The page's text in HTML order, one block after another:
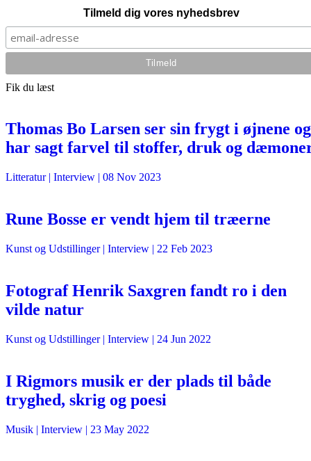
Tilmeld dig vores nyhedsbrev
Fik du læst
Thomas Bo Larsen ser sin frygt i øjnene og
har sagt farvel til stoffer, druk og
Litteratur| Interview | 08 Nov 2023
Rune Bosse er vendt hjem til træerne
Kunst og Udstillinger| Interview | 22 Feb 2023
Fotograf Henrik Saxgren fandt ro i den
vilde natur
Kunst og Udstillinger| Interview | 24 Jun 2022
I Rigmors musik er der plads til både
tryghed, skrig og poesi
Musik | Interview | 23 May 2022